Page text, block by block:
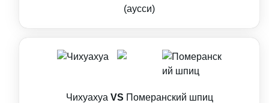
(аусси)
Чихуахуа VS Померанский шпиц